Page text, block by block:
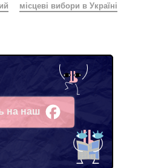
місцеві вибори в Україні
на наш